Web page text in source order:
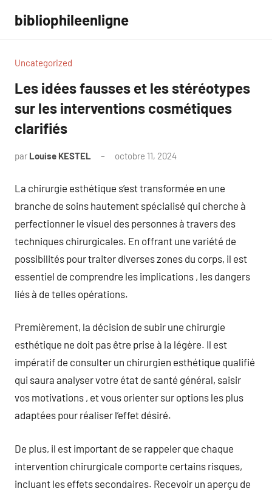
contenu
bibliophileenligne
Uncategorized
Les idées fausses et les stéréotypes
sur les interventions cosmétiques
clarifiés
par Louise KESTEL octobre 11, 2024
La chirurgie esthétique s’est transformée en une
branche de soins hautement spécialisé qui cherche à
perfectionner le visuel des personnes à travers des
techniques chirurgicales. En offrant une variété de
possibilités pour traiter diverses zones du corps, il est
essentiel de comprendre les implications , les dangers
liés à de telles opérations.
Premièrement, la décision de subir une chirurgie
esthétique ne doit pas être prise à la légère. Il est
impératif de consulter un chirurgien esthétique qualifié
qui saura analyser votre état de santé général, saisir
vos motivations , et vous orienter sur options les plus
adaptées pour réaliser l’effet désiré.
De plus, il est important de se rappeler que chaque
intervention chirurgicale comporte certains risques,
incluant les effets secondaires. Recevoir un aperçu de